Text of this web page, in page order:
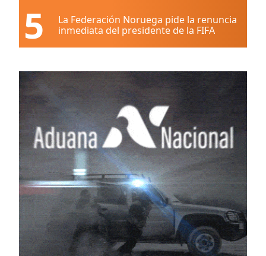
5
La Federación Noruega pide la renuncia
inmediata del presidente de la FIFA